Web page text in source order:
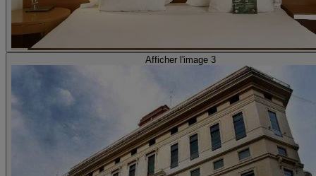
Afficher l'image 3